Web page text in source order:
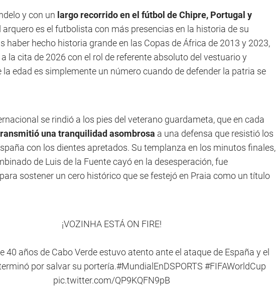
y con un largo recorrido en el fútbol de Chipre, Portugal y
arquero es el futbolista con más presencias en la historia de su
haber hecho historia grande en las Copas de África de 2013 y 2023,
la cita de 2026 con el rol de referente absoluto del vestuario y
la edad es simplemente un número cuando de defender la patria se
se rindió a los pies del veterano guardameta, que en cada
una tranquilidad asombrosa a una defensa que resistió los
con los dientes apretados. Su templanza en los minutos finales,
de Luis de la Fuente cayó en la desesperación, fue
sostener un cero histórico que se festejó en Praia como un título
¡VOZINHA ESTÁ ON FIRE!
40 años de Cabo Verde estuvo atento ante el ataque de España y el
por salvar su portería.#MundialEnDSPORTS #FIFAWorldCup
pic.twitter.com/QP9KQFN9pB